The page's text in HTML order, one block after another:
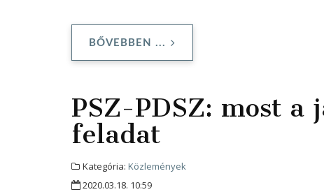
BŐVEBBEN ...
PSZ-PDSZ: most a
feladat
Kategória: Közlemények
2020.03.18. 10:59